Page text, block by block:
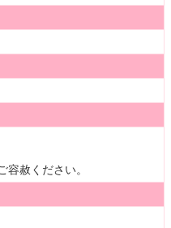
赦ください。